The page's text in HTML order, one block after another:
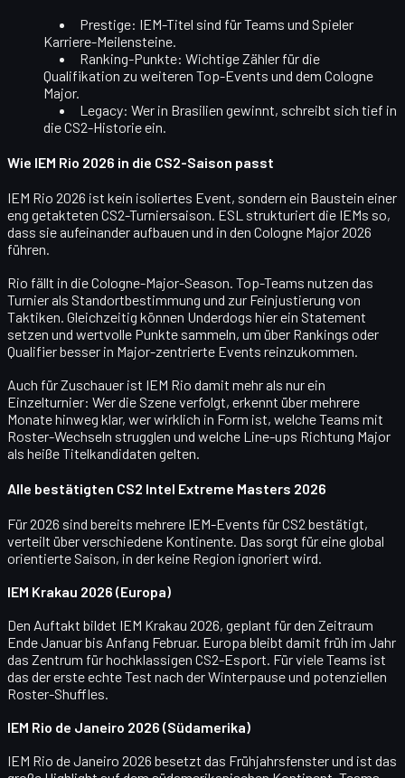
Prestige: IEM-Titel sind für Teams und Spieler
Karriere-Meilensteine.
Ranking-Punkte: Wichtige Zähler für die
Qualifikation zu weiteren Top-Events und dem Cologne
Major.
Legacy: Wer in Brasilien gewinnt, schreibt sich tief in
die CS2-Historie ein.
Wie IEM Rio 2026 in die CS2-Saison passt
IEM Rio 2026 ist kein isoliertes Event, sondern ein Baustein einer
eng getakteten CS2-Turniersaison. ESL strukturiert die IEMs so,
dass sie aufeinander aufbauen und in den Cologne Major 2026
führen.
Rio fällt in dieCologne-Major-Season. Top-Teams nutzen das
Turnier als Standortbestimmung und zur Feinjustierung von
Taktiken. Gleichzeitig können Underdogs hier ein Statement
setzen und wertvolle Punkte sammeln, um über Rankings oder
Qualifier besser in Major-zentrierte Events reinzukommen.
Auch für Zuschauer ist IEM Rio damit mehr als nur ein
Einzelturnier: Wer die Szene verfolgt, erkennt über mehrere
Monate hinweg klar, wer wirklich in Form ist, welche Teams mit
Roster-Wechseln strugglen und welche Line-ups Richtung Major
als heiße Titelkandidaten gelten.
Alle bestätigten CS2 Intel Extreme Masters 2026
Für 2026 sind bereits mehrere IEM-Events für CS2 bestätigt,
verteilt über verschiedene Kontinente. Das sorgt für eine global
orientierte Saison, in der keine Region ignoriert wird.
IEM Krakau 2026 (Europa)
Den Auftakt bildet IEM Krakau 2026, geplant für den Zeitraum
Ende Januar bis Anfang Februar. Europa bleibt damit früh im Jahr
das Zentrum für hochklassigen CS2-Esport. Für viele Teams ist
das der erste echte Test nach der Winterpause und potenziellen
Roster-Shuffles.
IEM Rio de Janeiro 2026 (Südamerika)
IEM Rio de Janeiro 2026 besetzt das Frühjahrsfenster und ist das